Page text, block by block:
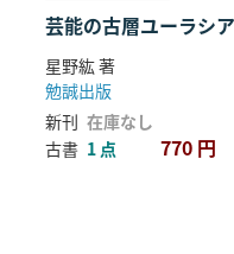
芸能の古層ユーラシア
星野紘 著
勉誠出版
新刊 在庫なし
古書 1 点 770 円